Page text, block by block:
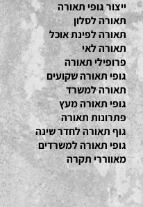
תאורה לגינה
נורות
ייצור גופי תאורה
תאורה לסלון
תאורה לפינת אוכל
תאורה לאי
פרופילי תאורה
גופי תאורה שקועים
תאורה למשרד
גופי תאורה מעץ
פתרונות תאורה
גוף תאורה לחדר שינה
גופי תאורה למשרדים
מאווררי תקרה